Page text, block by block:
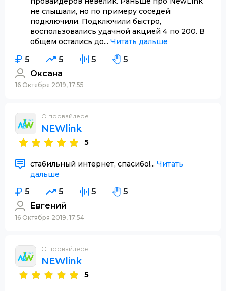
не слышали, но по примеру соседей
подключили. Подключили быстро,
воспользовались удачной акцией 4 по 200. В
общем остались до... Читать дальше
5 5 5
5
Оксана
16 Октября 2019, 17:55
О провайдере
NEWlink
5
стабильный интернет, спасибо!... Читать
дальше
5 5 5
5
Евгений
16 Октября 2019, 17:54
О провайдере
NEWlink
5